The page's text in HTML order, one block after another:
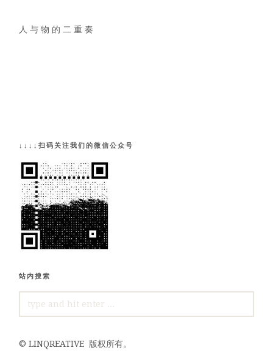
人 与 物 的 二 重 奏
↓↓↓↓扫码关注我们的微信公众号
站内搜索
FOR:
©LINQREATIVE 版权所有。